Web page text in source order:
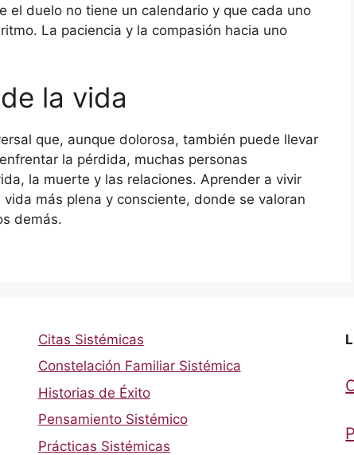
el duelo no tiene un calendario y que cada uno
La paciencia y la compasión hacia uno
la vida
que, aunque dolorosa, también puede llevar
la pérdida, muchas personas
la muerte y las relaciones. Aprender a vivir
más plena y consciente, donde se valoran
demás.
Citas Sistémicas
Constelación Familiar Sistémica
Historias de Éxito
Pensamiento Sistémico
Prácticas Sistémicas